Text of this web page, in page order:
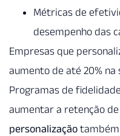
Métricas de
desempenho das
Empresas que
aumento de até 20%
Programas de
aumentar a retenção
personalização